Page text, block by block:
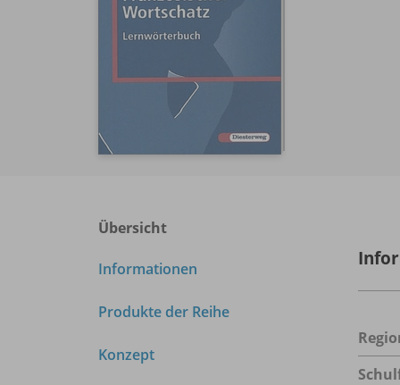
Übersicht
Informationen
Produkte der Reihe
Konzept